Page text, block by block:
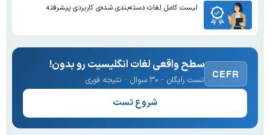
لیست کامل لغات دسته‌بندی شده‌ی کاربردی پیشرفته
CEFR
سطح واقعی لغات انگلیسیت رو بدون!
تست رایگان · ۳۰ سوال · نتیجه فوری
شروع تست